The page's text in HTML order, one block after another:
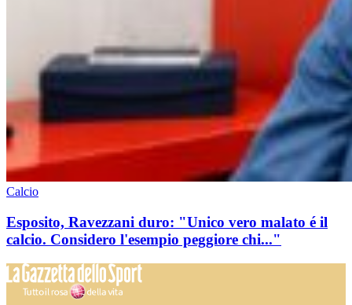
Calcio
Esposito, Ravezzani duro: "Unico vero malato é il
calcio. Considero l'esempio peggiore chi..."